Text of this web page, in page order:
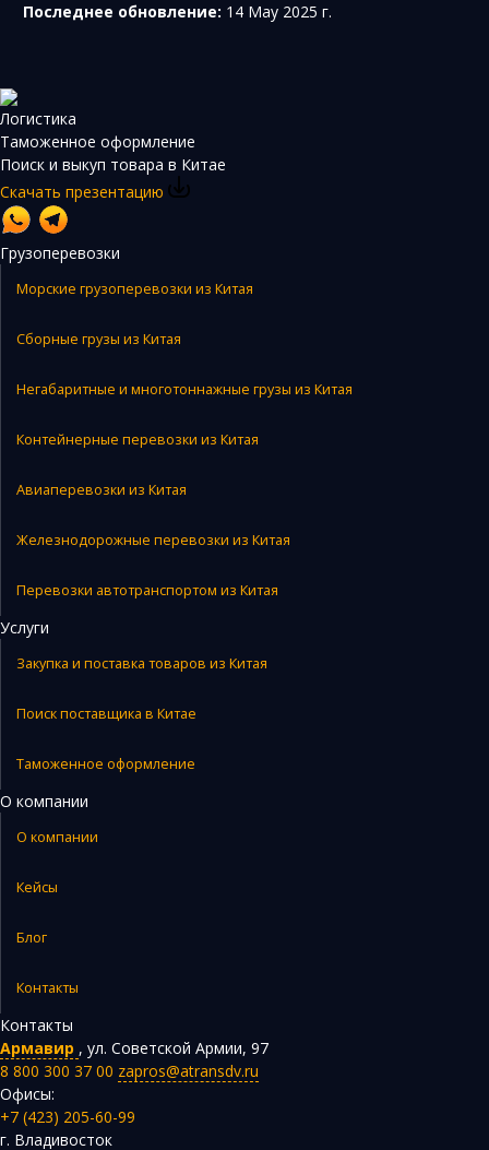
Последнее обновление: 14 May 2025 г.
Логистика
Таможенное оформление
Поиск и выкуп товара в Китае
Скачать презентацию
Грузоперевозки
Морские грузоперевозки из Китая
Сборные грузы из Китая
Негабаритные и многотоннажные грузы из Китая
Контейнерные перевозки из Китая
Авиаперевозки из Китая
Железнодорожные перевозки из Китая
Перевозки автотранспортом из Китая
Услуги
Закупка и поставка товаров из Китая
Поиск поставщика в Китае
Таможенное оформление
О компании
О компании
Кейсы
Блог
Контакты
Контакты
Армавир , ул. Советской Армии, 97
8 800 300 37 00 zapros@atransdv.ru
Офисы:
+7 (423) 205-60-99
г. Владивосток